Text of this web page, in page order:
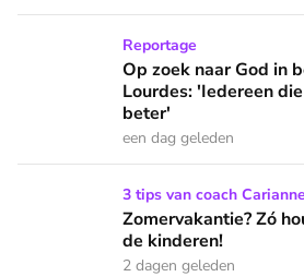
Op zoek naar God in
Reportage
Op zoek naar God in
Lourdes: 'Iedereen
beter'
een dag geleden
Zomervakantie? Zó houd je het leuk
3 tips van coach
Zomervakantie? Zó
de kinderen!
2 dagen geleden